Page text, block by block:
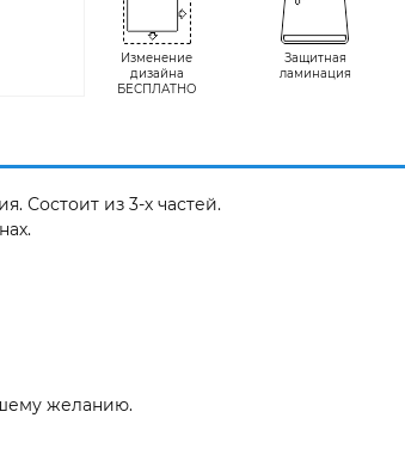
Изменение
дизайна
БЕСПЛАТНО
Защитная
ламинация
Состоит из 3-х частей.
желанию.